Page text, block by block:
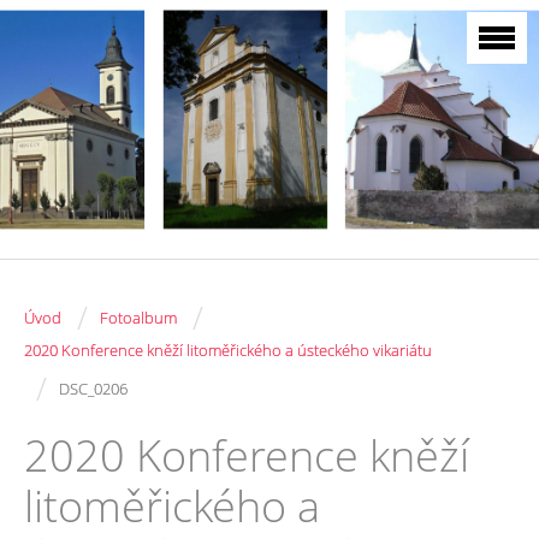
Úvod / Fotoalbum /
2020 Konference kněží litoměřického a ústeckého vikariátu
/ DSC_0206
2020 Konference kněží
litoměřického a